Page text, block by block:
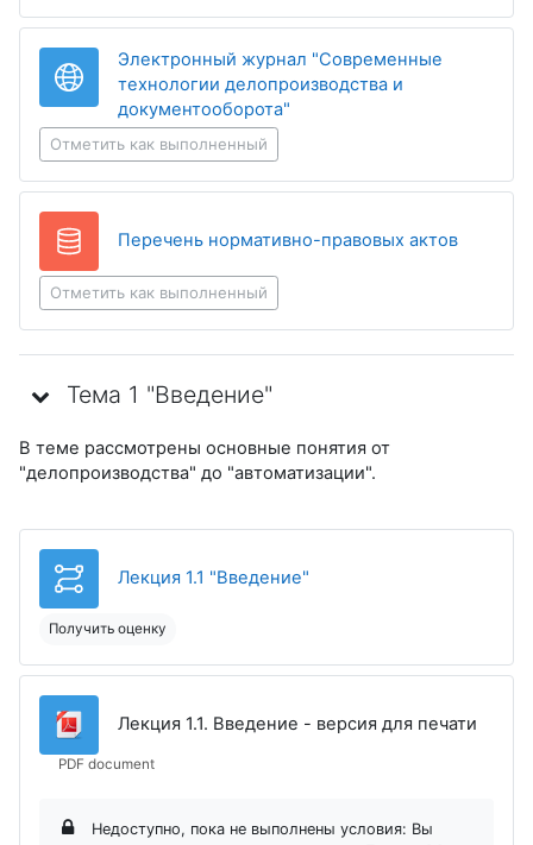
Электронный журнал "Современные
технологии делопроизводства и
документооборота"
Отметить как выполненный
Перечень нормативно-правовых актовБаза
Отметить как выполненный
Тема 1 "Введение"
В теме рассмотрены основные понятия от
"делопроизводства" до "автоматизации".
Лекция 1.1 "Введение"
Получить оценку
Лекция 1.1. Введение - версия для печати
PDF document
Недоступно, пока не выполнены условия: Вы